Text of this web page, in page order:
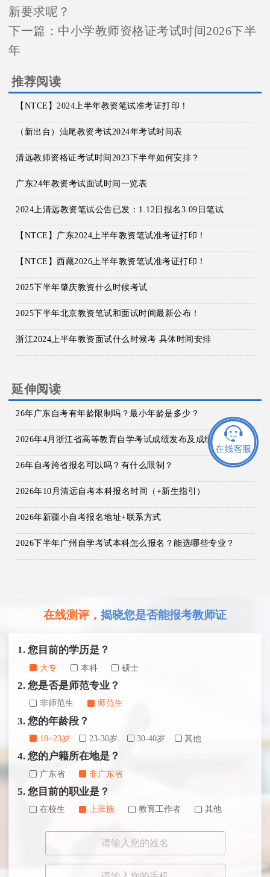
新要求呢？
下一篇： 中小学教师资格证考试时间2026下半
年
推荐阅读
【NTCE】2024上半年教资笔试准考证打印！
（新出台）汕尾教资考试2024年考试时间表
清远教师资格证考试时间2023下半年如何安排？
广东24年教资考试面试时间一览表
2024上清远教资笔试公告已发：1.12日报名3.09日笔试
【NTCE】广东2024上半年教资笔试准考证打印！
【NTCE】西藏2026上半年教资笔试准考证打印！
2025下半年肇庆教资什么时候考试
2025下半年北京教资笔试和面试时间最新公布！
浙江2024上半年教资面试什么时候考 具体时间安排
延伸阅读
26年广东自考有年龄限制吗？最小年龄是多少？
2026年4月浙江省高等教育自学考试成绩发布及成绩查对事宜通告
26年自考跨省报名可以吗？有什么限制？
2026年10月清远自考本科报名时间（+新生指引）
2026年新疆小自考报名地址+联系方式
2026下半年广州自学考试本科怎么报名？能选哪些专业？
在线测评， 揭晓您是否能报考教师证
1. 您目前的学历是？
大专 本科 硕士
2. 您是否是师范专业？
非师范生 师范生
3. 您的年龄段？
18~23岁 23-30岁 30-40岁 其他
4. 您的户籍所在地是？
广东省 非广东省
5. 您目前的职业是？
在校生 上班族 教育工作者 其他